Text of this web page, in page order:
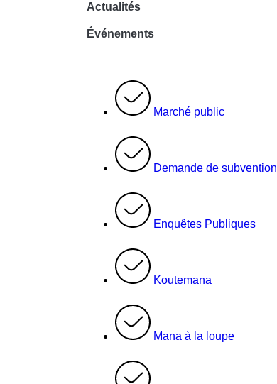
Actualités
Événements
Marché public
Demande de subvention
Enquêtes Publiques
Koutemana
Mana à la loupe